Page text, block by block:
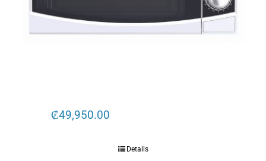
₡49,950.00
Details